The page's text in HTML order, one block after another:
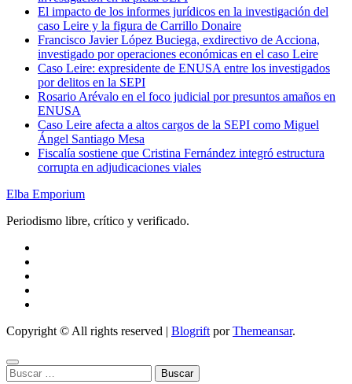
El impacto de los informes jurídicos en la investigación del
caso Leire y la figura de Carrillo Donaire
Francisco Javier López Buciega, exdirectivo de Acciona,
investigado por operaciones económicas en el caso Leire
Caso Leire: expresidente de ENUSA entre los investigados
por delitos en la SEPI
Rosario Arévalo en el foco judicial por presuntos amaños en
ENUSA
Caso Leire afecta a altos cargos de la SEPI como Miguel
Ángel Santiago Mesa
Fiscalía sostiene que Cristina Fernández integró estructura
corrupta en adjudicaciones viales
Elba Emporium
Periodismo libre, crítico y verificado.
Copyright © All rights reserved | Blogrift porThemeansar.
Buscar: